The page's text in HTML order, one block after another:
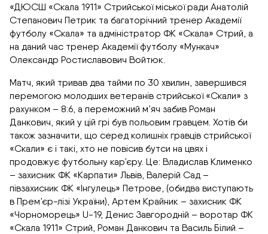
«ДЮСШ «Скала 1911» Стрийської міської ради Анатолій
Степанович Петрик та багаторічний тренер Академії
футболу «Скала» та адміністратор ФК «Скала» Стрий, а
на даний час тренер Академії футболу «Мункач»
Олександр Ростиславович Войтюк.
Матч, який тривав два тайми по 30 хвилин, завершився
перемогою молодших ветеранів стрийської «Скали» з
рахунком – 8:6, а переможний м’яч забив Роман
Данкович, який у цій грі був польовим гравцем. Хотів би
також зазначити, що серед колишніх гравців стрийської
«Скали» є і такі, хто не повісив бутси на цвях і
продовжує футбольну кар’єру. Це: Владислав Клименко
– захисник ФК «Карпати» Львів, Валерій Сад –
півзахисник ФК «Інгулець» Петрове, (обидва виступають
в Прем’єр-лізі України), Артем Крайник – захисник ФК
«Чорноморець» U-19, Денис Завгородній – воротар ФК
«Скала 1911» Стрий, Роман Данкович та Василь Білий –